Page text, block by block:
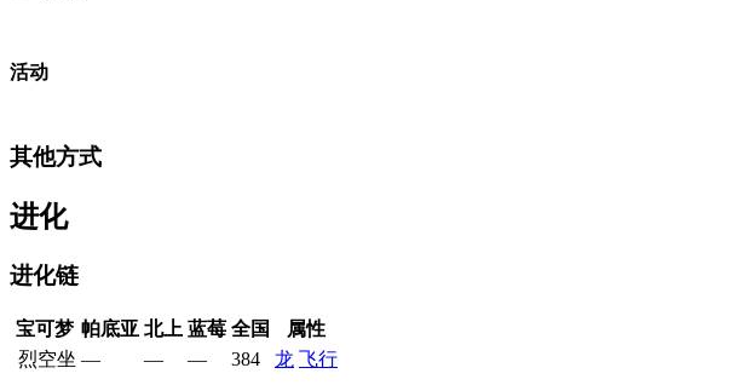
活动
其他方式
进化
进化链
宝可梦 帕底亚 北上 蓝莓 全国
属性
烈空坐 — — — 384 龙 飞行